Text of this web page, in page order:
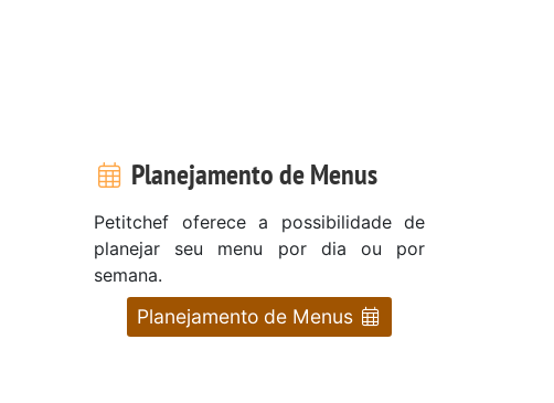
Planejamento de Menus
Petitchef oferece a possibilidade de
planejar seu menu por dia ou por
semana.
Planejamento de Menus